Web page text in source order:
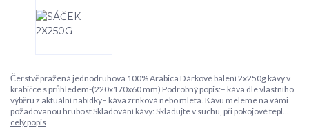
Čerstvě pražená jednodruhová 100% Arabica Dárkové balení 2x250g kávy v
krabičce s průhledem-(220x170x60 mm) Podrobný popis:– káva dle vlastního
výběru z aktuální nabídky– káva zrnková nebo mletá. Kávu meleme na vámi
požadovanou hrubost Skladování kávy: Skladujte v suchu, při pokojové tepl...
celý popis